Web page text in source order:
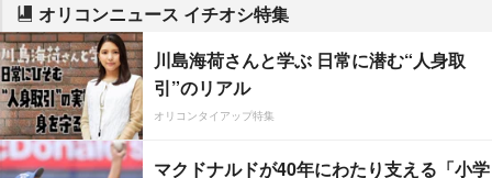
オリコンニュース イチオシ特集
川島海荷さんと学ぶ 日常に潜む“人身取
引”のリアル
オリコンタイアップ特集
マクドナルドが40年にわたり支える「小学